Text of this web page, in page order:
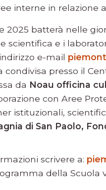
interne in relazione
2025 batterà nelle
scientifica e i
e-mail
presso il
da Noau officina
con Aree
istituzionali,
di San Paolo,
scrivere a:
della Scuola